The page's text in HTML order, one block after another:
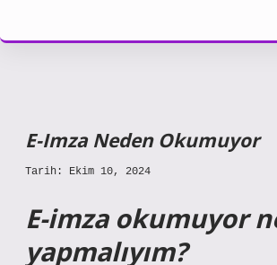
E-Imza Neden Okumuyor
Tarih: Ekim 10, 2024
E-imza okumuyor
yapmalıyım?